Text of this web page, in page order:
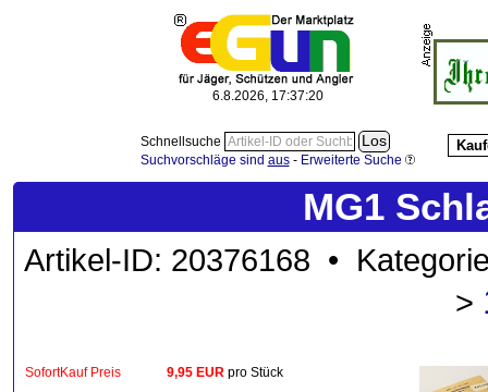
6.8.2026, 17:37:20
Schnellsuche
Suchvorschläge sind aus- Erweiterte Suche
MG1
Artikel-ID: 20376168 •
>
SofortKauf Preis 9,95 EUR pro Stück